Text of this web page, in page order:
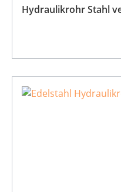
Hydraulikrohr Stahl